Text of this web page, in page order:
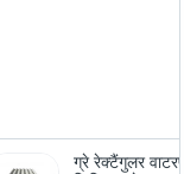
ग्रे रेक्टैंगुलर